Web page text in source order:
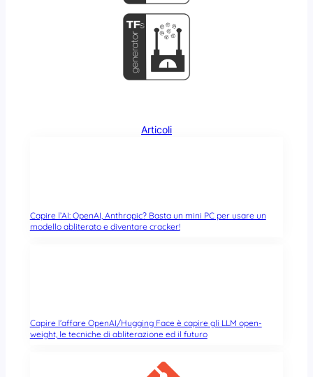
Articoli
Capire l’AI: OpenAI, Anthropic? Basta un mini PC per usare un
modello abliterato e diventare cracker!
Capire l’affare OpenAI/Hugging Face è capire gli LLM open-
weight, le tecniche di abliterazione ed il futuro